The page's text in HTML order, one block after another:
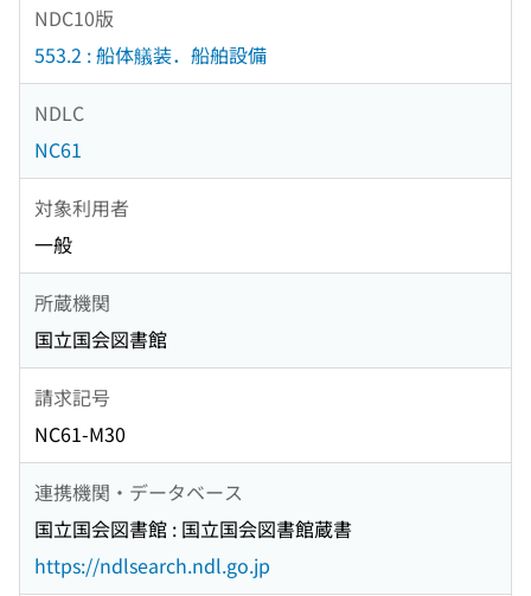
NDC10版
553.2 : 船体艤装．船舶設備
NDLC
NC61
対象利用者
一般
所蔵機関
国立国会図書館
請求記号
NC61-M30
連携機関・データベース
国立国会図書館 : 国立国会図書館蔵書
https://ndlsearch.ndl.go.jp